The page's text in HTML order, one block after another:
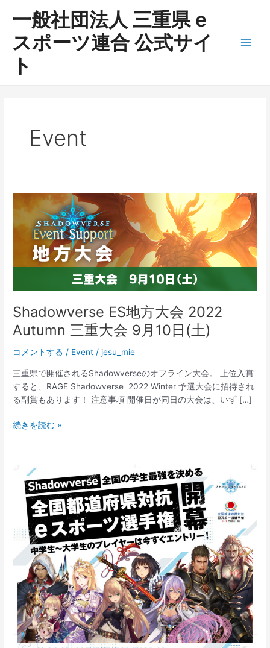
一般社団法人 三重県 e
スポーツ連合 公式サイ
ト
Event
Shadowverse ES地方大会 2022
Autumn 三重大会 9月10日(土)
コメントする / Event /jesu_mie
三重県で開催されるShadowverseのオフライン大会。 上位入賞
すると、RAGE Shadowverse 2022 Winter 予選大会に招待され
る副賞もあります！ 注意事項 開催日が同日の大会は、いず […]
Shadowverse
地
2022
Autumn
三
大
9
月
10
日
(土)
続きを読む »